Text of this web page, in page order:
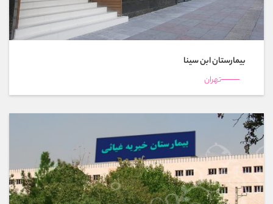
بیمارستان ابن سینا
تهران